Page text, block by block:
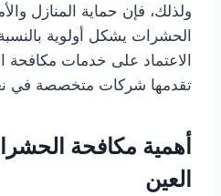
ولذلك، فإن حماية المنازل
الحشرات يشكل أولوية
الاعتماد على خدمات مكافحة
تقدمها شركات متخصصة في
أهمية مكافحة
العين